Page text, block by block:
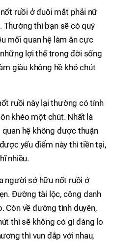
ruồi ở đuôi mắt phải nữ
Thường thì bạn sẽ có quý
mối quan hệ làm ăn cực
lợi thế trong đời sống
giàu không hề khó chút
ruồi này lại thường có tính
khéo một chút. Nhất là
hệ không được thuận
yếu điểm này thì tiền tại,
nhiều.
người sở hữu nốt ruồi ở
Đường tài lộc, công danh
Còn về đường tình duyên,
thì sẽ không có gì đáng lo
thì vun đắp với nhau,